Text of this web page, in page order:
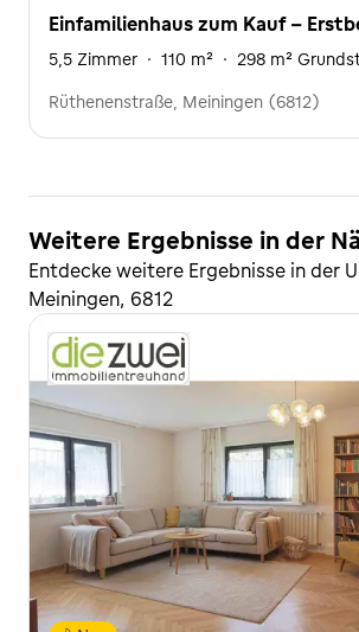
Einfamilienhaus zum Kauf -
5,5 Zimmer · 110 m² · 298 m²
Rüthenenstraße, Meiningen (6812)
Weitere Ergebnisse in der
Entdecke weitere Ergebnisse in der
Meiningen, 6812